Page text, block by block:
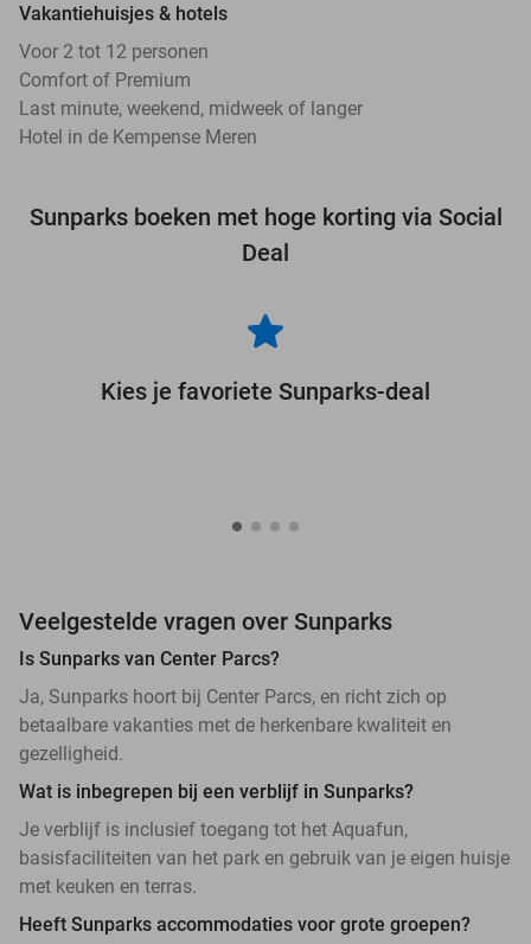
Vakantiehuisjes & hotels
Voor 2 tot 12 personen
Comfort of Premium
Last minute, weekend, midweek of langer
Hotel in de Kempense Meren
Sunparks boeken met hoge korting via Social
Deal
Kies je favoriete Sunparks-deal
Veelgestelde vragen over Sunparks
Is Sunparks van Center Parcs?
Ja, Sunparks hoort bij Center Parcs, en richt zich op
betaalbare vakanties met de herkenbare kwaliteit en
gezelligheid.
Wat is inbegrepen bij een verblijf in Sunparks?
Je verblijf is inclusief toegang tot het Aquafun,
basisfaciliteiten van het park en gebruik van je eigen huisje
met keuken en terras.
Heeft Sunparks accommodaties voor grote groepen?